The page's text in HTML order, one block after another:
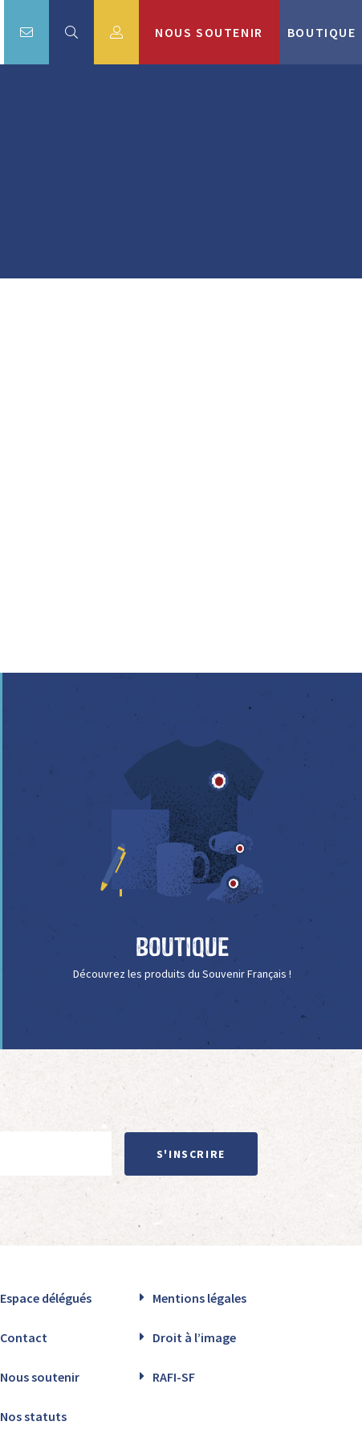
NOUS SOUTENIR BOUTIQUE
Boutique
Découvrez les produits du Souvenir Français !
S'INSCRIRE
Espace délégués Mentions légales
Contact Droit à l’image
Nous soutenir RAFI-SF
Nos statuts